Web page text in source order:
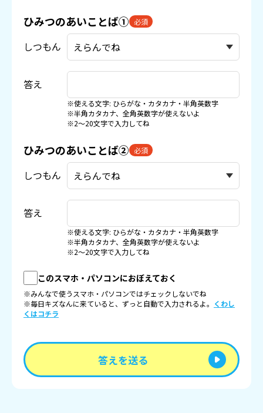
ひみつのあいことば① 必須
しつもん
答え
※使える文字: ひらがな・カタカナ・半角英数字
※半角カタカナ、全角英数字が使えないよ
※2〜20文字で入力してね
ひみつのあいことば② 必須
しつもん
答え
※使える文字: ひらがな・カタカナ・半角英数字
※半角カタカナ、全角英数字が使えないよ
※2〜20文字で入力してね
このスマホ・パソコンにおぼえておく
※みんなで使うスマホ・パソコンではチェックしないでね
※毎日キズなんに来ていると、ずっと自動で入力されるよ。 くわし
くはコチラ
答えを送る